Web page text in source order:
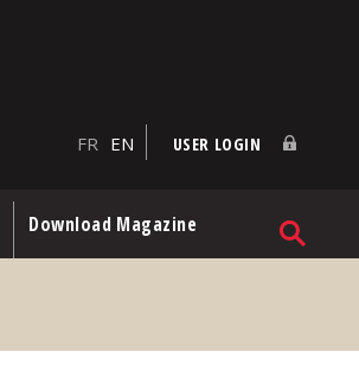
FR EN USER LOGIN
Download Magazine